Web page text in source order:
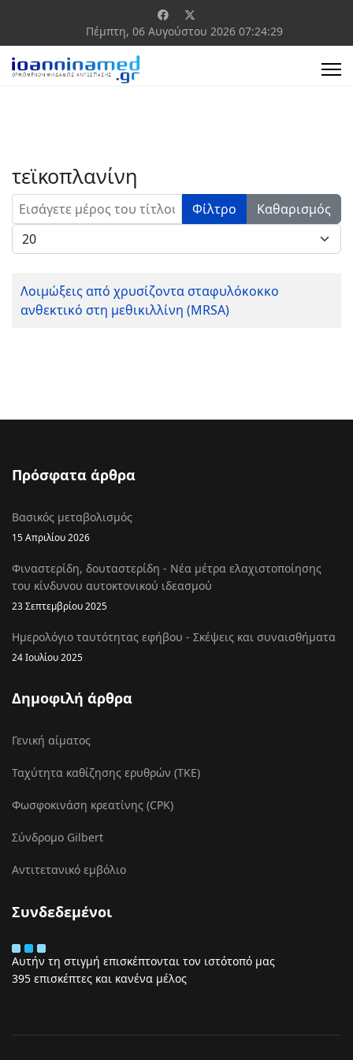
Πέμπτη, 06 Αυγούστου 2026 07:24:29
τεϊκοπλανίνη
Εισάγετε μέρος του τίτλου. Φίλτρο
Καθαρισμός
Εμφάνιση #
Λοιμώξεις από χρυσίζοντα σταφυλόκοκκο
ανθεκτικό στη μεθικιλλίνη (MRSA)
Πρόσφατα άρθρα
Βασικός μεταβολισμός
15 Απριλίου 2026
Φιναστερίδη, δουταστερίδη - Νέα μέτρα ελαχιστοποίησης
του κίνδυνου αυτοκτονικού ιδεασμού
23 Σεπτεμβρίου 2025
Ημερολόγιο ταυτότητας εφήβου - Σκέψεις και συναισθήματα
24 Ιουλίου 2025
Δημοφιλή άρθρα
Γενική αίματος
Ταχύτητα καθίζησης ερυθρών (ΤΚΕ)
Φωσφοκινάση κρεατίνης (CPK)
Σύνδρομο Gilbert
Αντιτετανικό εμβόλιο
Συνδεδεμένοι
Αυτήν τη στιγμή επισκέπτονται τον ιστότοπό μας
395 επισκέπτες και κανένα μέλος